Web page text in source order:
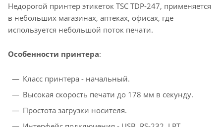
Недорогой принтер этикеток TSC TDP-247, применяется
в небольших магазинах, аптеках, офисах, где
используется небольшой поток печати.
Особенности принтера:
Класс принтера - начальный.
Высокая скорость печати до 178 мм в секунду.
Простота загрузки носителя.